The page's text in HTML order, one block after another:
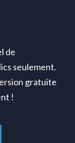
de
seulement.
gratuite
!